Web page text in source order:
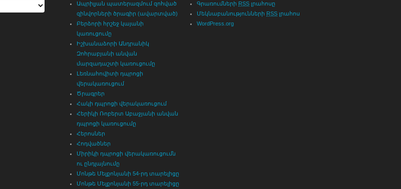
Ապրիլյան պատերազմում զոհված
զինվորների ծրագիր (ավարտված)
Բերձորի հրշեջ կայանի
կառուցումը
Իշխանաձորի Անդրանիկ
Զոհրաբյանի անվան
մարզադաշտի կառուցումը
Լեռնահովիտի դպրոցի
վերակառուցում
Ծրագրեր
Հակի դպրոցի վերակառուցում
Հերիկի Ռոբերտ Աբաջյանի անվան
դպրոցի կառուցումը
Հերոսներ
Հոդվածներ
Միրիկի դպրոցի վերակառուցումն
ու ընդլայնումը
Մոնթե Մելքոնյանի 54-րդ տարելիցը
Մոնթե Մելքոնյանի 55-րդ տարելիցը
Գրառումների RSS լրահոսը
Մեկնաբանությունների RSS լրահոս
WordPress.org